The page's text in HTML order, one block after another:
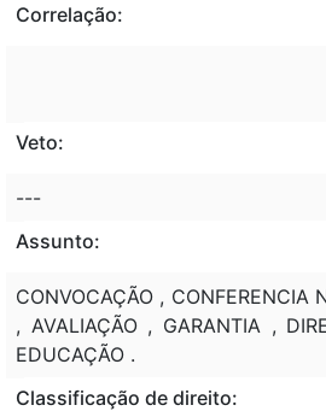
Correlação:
Veto:
---
Assunto:
CONVOCAÇÃO , CONFERENCIA
, AVALIAÇÃO , GARANTIA ,
EDUCAÇÃO .
Classificação de direito: